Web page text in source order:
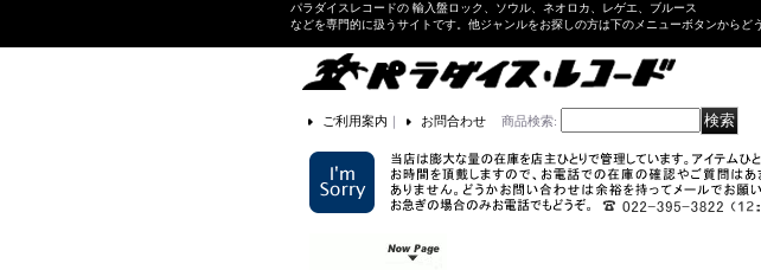
パラダイスレコードの 輸入盤ロック、ソウル、ネオロカ、レゲエ、ブルース
などを専門的に扱うサイトです。他ジャンルをお探しの方は下のメニューボタンからどう
ご利用案内 ｜ お問合わせ 商品検索: